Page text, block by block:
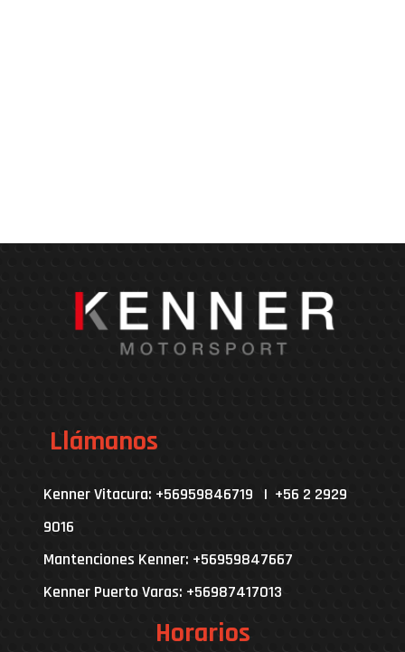
Llámanos
Kenner Vitacura: +56959846719 | +56 2 2929
9016
Mantenciones Kenner: +56959847667
Kenner Puerto Varas: +56987417013
Horarios